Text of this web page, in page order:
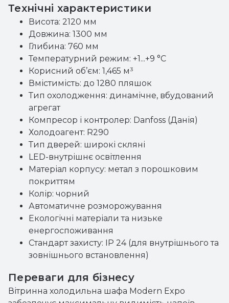
Технічні характеристики
Висота: 2120 мм
Довжина: 1300 мм
Глибина: 760 мм
Температурний режим: +1...+9 °С
Корисний об’єм: 1,465 м³
Вмістимість: до 1280 пляшок
Тип охолодження: динамічне, вбудований
агрегат
Компресор і контролер: Danfoss (Данія)
Холодоагент: R290
Тип дверей: широкі скляні
LED-внутрішнє освітлення
Матеріал корпусу: метал з порошковим
покриттям
Колір: чорний
Автоматичне розморожування
Екологічні матеріали та низьке
енергоспоживання
Стандарт захисту: IP 24 (для внутрішнього та
зовнішнього встановлення)
Переваги для бізнесу
Вітринна холодильна шафа Modern Expo